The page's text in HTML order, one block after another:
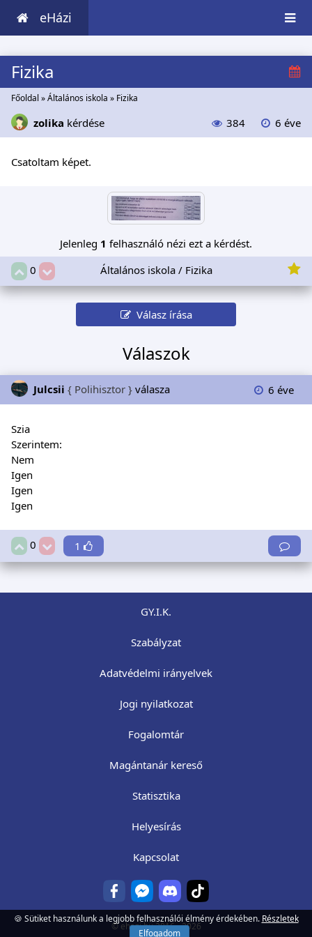
eHázi
Fizika
Főoldal »Általános iskola » Fizika
zolika kérdése 384 6 éve
Csatoltam képet.
Jelenleg 1 felhasználó nézi ezt a kérdést.
0
Általános iskola / Fizika
Válasz írása
Válaszok
Julcsii { Polihisztor } válasza 6 éve
Szia
Szerintem:
Nem
Igen
Igen
Igen
0 1
GY.I.K.
Szabályzat
Adatvédelmi irányelvek
Jogi nyilatkozat
Fogalomtár
Magántanár kereső
Statisztika
Helyesírás
Kapcsolat
©ehazi.hu2016 - 2026
🍪 Sütiket használunk a legjobb felhasználói élmény érdekében. Részletek
Elfogadom